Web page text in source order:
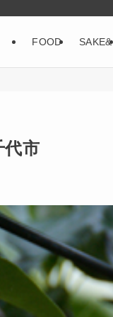
FOOD SAKE&
代市